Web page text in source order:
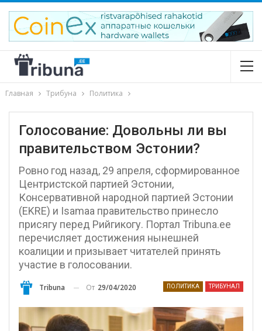
Главная Трибуна Политика
Голосование: Довольны ли вы
правительством Эстонии?
Ровно год назад, 29 апреля, сформированное
Центристской партией Эстонии,
Консервативной народной партией Эстонии
(EKRE) и Isamaa правительство принесло
присягу перед Рийгикогу. Портал Tribuna.ee
перечисляет достижения нынешней
коалиции и призывает читателей принять
участие в голосовании.
ПОЛИТИКА ТРИБУНАЛ
Tribuna От 29/04/2020